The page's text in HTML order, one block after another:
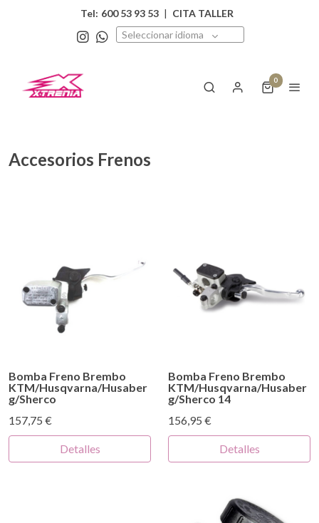
Tel: 600 53 93 53 | CITA TALLER
Seleccionar idioma
0
Accesorios Frenos
Bomba Freno Brembo
KTM/Husqvarna/Husaber
g/Sherco
157,75 €
Detalles
Bomba Freno Brembo
KTM/Husqvarna/Husaber
g/Sherco 14
156,95 €
Detalles